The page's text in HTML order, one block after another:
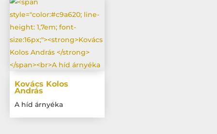
Kovács Kolos
András
A híd árnyéka